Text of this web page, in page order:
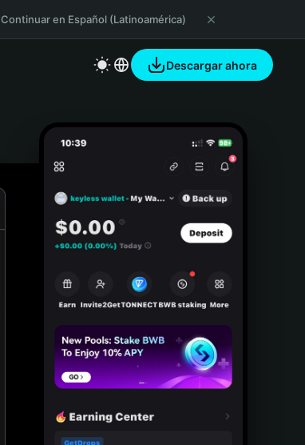
Continuar en Español (Latinoamérica)
Descargar ahora